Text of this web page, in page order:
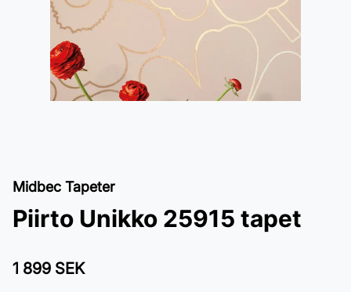
Midbec Tapeter
Piirto Unikko 25915 tapet
1 899 SEK